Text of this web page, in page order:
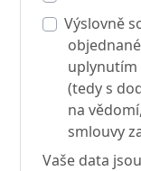
Výslovně
(tedy s
na
smlouvy
Vaše data